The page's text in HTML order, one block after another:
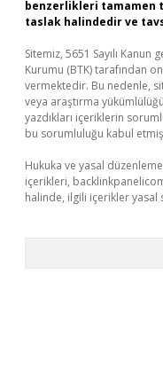
benzerlikleri tamamen
taslak halindedir ve
Sitemiz, 5651 Sayılı
Kurumu (BTK) tarafından
vermektedir. Bu nedenle,
veya araştırma
yazdıkları içeriklerin
bu sorumluluğu kabul etmiş
Hukuka ve yasal
içerikleri,
halinde, ilgili içerikler yasal